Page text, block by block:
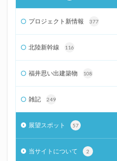
プロジェクト新情報 377
北陸新幹線 116
福井思い出建築物 108
雑記 249
展望スポット 57
当サイトについて 2